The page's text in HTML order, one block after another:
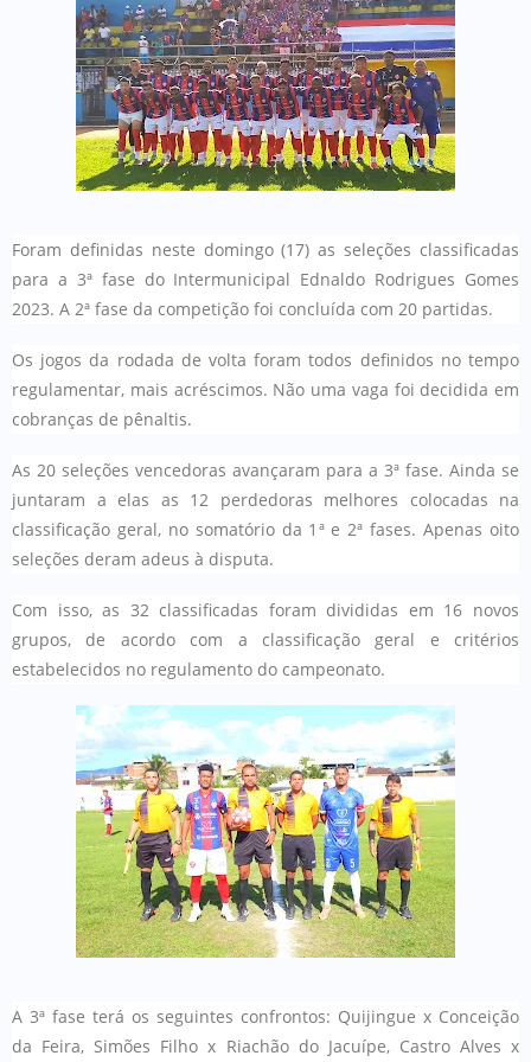
Foram definidas neste domingo (17) as seleções classificadas
para a 3ª fase do Intermunicipal Ednaldo Rodrigues Gomes
2023. A 2ª fase da competição foi concluída com 20 partidas.
Os jogos da rodada de volta foram todos definidos no tempo
regulamentar, mais acréscimos. Não uma vaga foi decidida em
cobranças de pênaltis.
As 20 seleções vencedoras avançaram para a 3ª fase. Ainda se
juntaram a elas as 12 perdedoras melhores colocadas na
classificação geral, no somatório da 1ª e 2ª fases. Apenas oito
seleções deram adeus à disputa.
Com isso, as 32 classificadas foram divididas em 16 novos
grupos, de acordo com a classificação geral e critérios
estabelecidos no regulamento do campeonato.
A 3ª fase terá os seguintes confrontos: Quijingue x Conceição
da Feira, Simões Filho x Riachão do Jacuípe, Castro Alves x